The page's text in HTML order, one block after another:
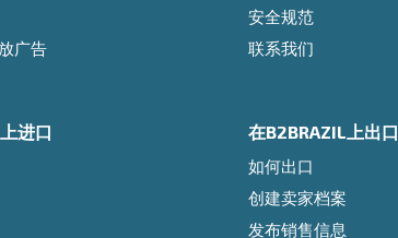
广告
安全规范
联系我们
进口 在B2BRAZIL上出口
如何出口
创建卖家档案
发布销售信息